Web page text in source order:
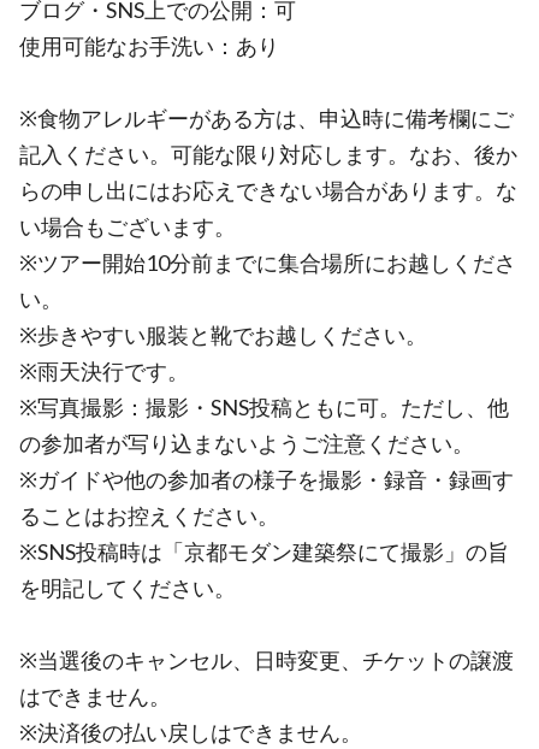
ブログ・SNS上での公開：可
使用可能なお手洗い：あり
※食物アレルギーがある方は、申込時に備考欄にご
記入ください。可能な限り対応します。なお、後か
らの申し出にはお応えできない場合があります。な
い場合もございます。
※ツアー開始10分前までに集合場所にお越しくださ
い。
※歩きやすい服装と靴でお越しください。
※雨天決行です。
※写真撮影：撮影・SNS投稿ともに可。ただし、他
の参加者が写り込まないようご注意ください。
※ガイドや他の参加者の様子を撮影・録音・録画す
ることはお控えください。
※SNS投稿時は「京都モダン建築祭にて撮影」の旨
を明記してください。
※当選後のキャンセル、日時変更、チケットの譲渡
はできません。
※決済後の払い戻しはできません。